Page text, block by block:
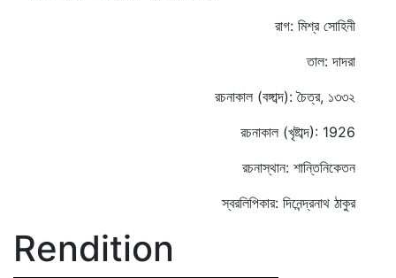
রাগ: মিশ্র সোহিনী
তাল: দাদরা
রচনাকাল (বঙ্গাব্দ): চৈত্র, ১৩৩২
রচনাকাল (খৃষ্টাব্দ): 1926
রচনাস্থান: শান্তিনিকেতন
স্বরলিপিকার: দিনেন্দ্রনাথ ঠাকুর
Rendition